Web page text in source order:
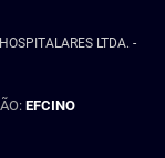
LTDA. -
EFCINO